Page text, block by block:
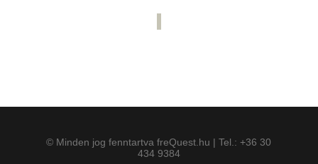
© Minden jog fenntartva freQuest.hu | Tel.: +36 30
434 9384